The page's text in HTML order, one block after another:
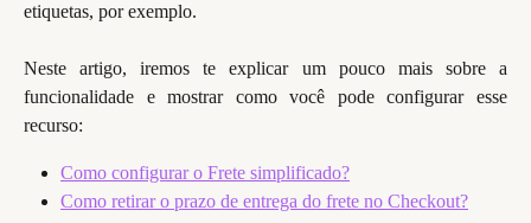
etiquetas, por exemplo.
Neste artigo, iremos te explicar um pouco mais sobre a
funcionalidade e mostrar como você pode configurar esse
recurso:
Como configurar o Frete simplificado?
Como retirar o prazo de entrega do frete no Checkout?